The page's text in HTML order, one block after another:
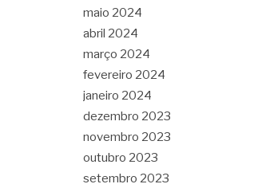
maio 2024
abril 2024
março 2024
fevereiro 2024
janeiro 2024
dezembro 2023
novembro 2023
outubro 2023
setembro 2023